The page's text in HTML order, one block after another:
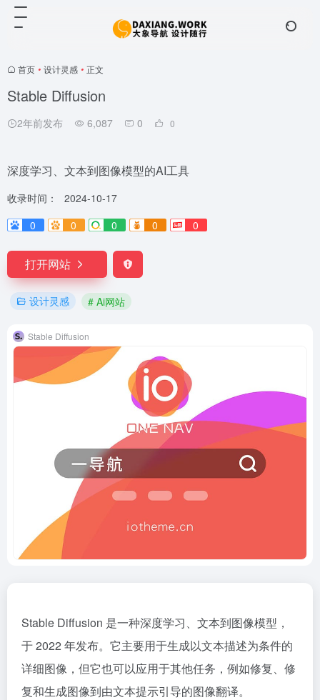
首页 • 设计灵感 • 正文
Stable Diffusion
2年前发布 6,087 0 0
深度学习、文本到图像模型的AI工具
收录时间：
2024-10-17
0
0 0 0 0
打开网站
设计灵感 # Ai网站
Stable Diffusion
Stable Diffusion 是一种深度学习、文本到图像模型，
于 2022 年发布。它主要用于生成以文本描述为条件的
详细图像，但它也可以应用于其他任务，例如修复、修
复和生成图像到由文本提示引导的图像翻译。